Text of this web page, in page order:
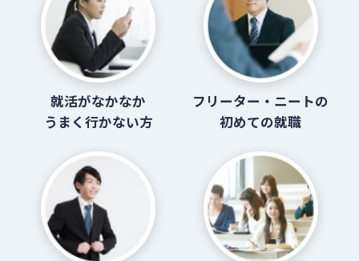
就活がなかなか
うまく行かない方
フリーター・ニートの
初めての就職